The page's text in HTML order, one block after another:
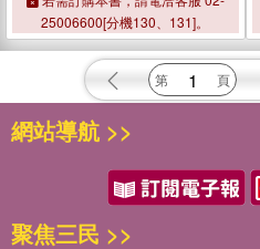
25006600[分機130、131]。
網站導航 >>
聚焦三民 >>